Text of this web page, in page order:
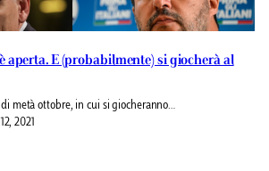
aperta. E (probabilmente) si giocherà al
metà ottobre, in cui si giocheranno…
2021